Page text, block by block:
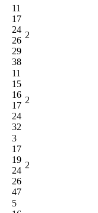
11
17
24
26
29
38
2
11
15
16
17
24
32
2
3
17
19
24
26
47
2
5